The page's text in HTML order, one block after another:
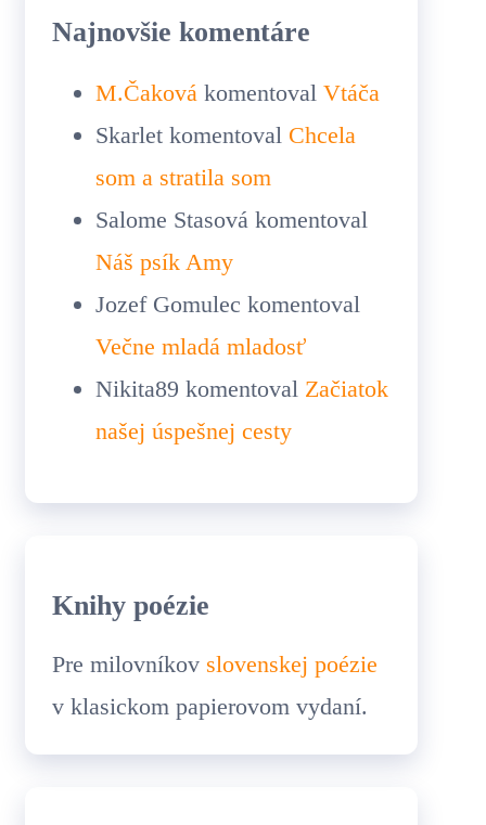
Najnovšie komentáre
M.Čaková komentoval Vtáča
Skarlet komentoval Chcela
som a stratila som
Salome Stasová komentoval
Náš psík Amy
Jozef Gomulec komentoval
Večne mladá mladosť
Nikita89 komentoval Začiatok
našej úspešnej cesty
Knihy poézie
Pre milovníkov slovenskej poézie
v klasickom papierovom vydaní.